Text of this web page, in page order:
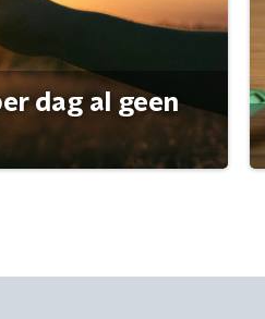
dag al geen